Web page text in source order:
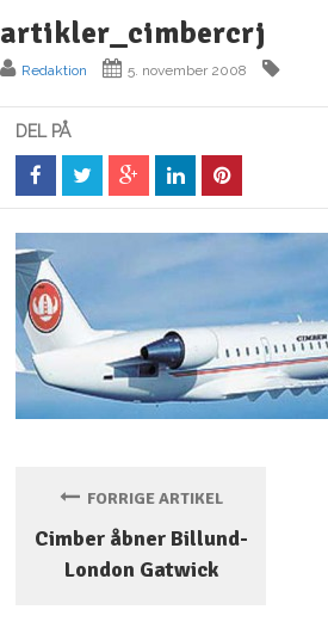
artikler_cimbercrj
Redaktion 5. november 2008
DEL PÅ
FORRIGE ARTIKEL
Cimber åbner Billund-
London Gatwick